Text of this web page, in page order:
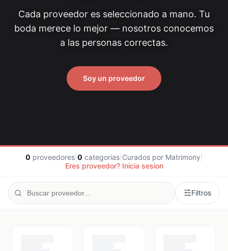
Cada proveedor es seleccionado a mano. Tu
boda merece lo mejor — nosotros conocemos
a las personas correctas.
Soy un proveedor
0 proveedores| 0 categorias| Curados por Matrimony
Eres proveedor? Inicia sesion
Filtros